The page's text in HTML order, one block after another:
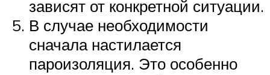
зависят от конкретной ситуации.
В случае необходимости
сначала настилается
пароизоляция. Это особенно